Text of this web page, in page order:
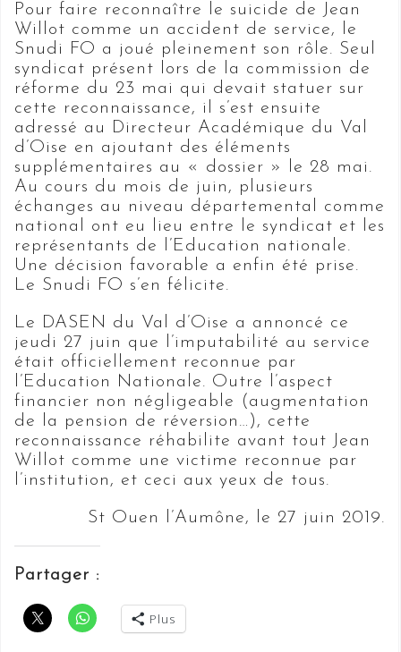
Pour faire reconnaître le suicide de Jean
Willot comme un accident de service, le
Snudi FO a joué pleinement son rôle. Seul
syndicat présent lors de la commission de
réforme du 23 mai qui devait statuer sur
cette reconnaissance, il s’est ensuite
adressé au Directeur Académique du Val
d’Oise en ajoutant des éléments
supplémentaires au « dossier » le 28 mai.
Au cours du mois de juin, plusieurs
échanges au niveau départemental comme
national ont eu lieu entre le syndicat et les
représentants de l’Education nationale.
Une décision favorable a enfin été prise.
Le Snudi FO s’en félicite.
Le DASEN du Val d’Oise a annoncé ce
jeudi 27 juin que l’imputabilité au service
était officiellement reconnue par
l’Education Nationale. Outre l’aspect
financier non négligeable (augmentation
de la pension de réversion…), cette
reconnaissance réhabilite avant tout Jean
Willot comme une victime reconnue par
l’institution, et ceci aux yeux de tous.
St Ouen l’Aumône, le 27 juin 2019.
Partager :
Plus